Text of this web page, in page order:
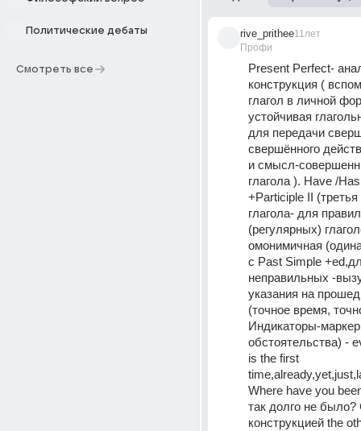
Политические дебаты
Смотреть все
rive_prithee
Профи
11лет
Present Perfect-
конструкция (
глагол в личной
устойчивая
для передачи
свершённого
и смысл-
глагола ). Have /
+Participle II
глагола- для
(регулярных)
омонимичная
с Past Simple
неправильных -
указания на
(точное время,
Индикаторы-
обстоятельства) -
is the first
Where have you
так долго не было?
конструкцией the